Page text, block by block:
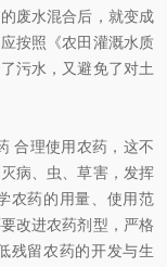
废水混合后，就变成
按照《农田灌溉水质
污水，又避免了对土
合理使用农药，这不
病、虫、草害，发挥
农药的用量、使用范
改进农药剂型，严格
残留农药的开发与生